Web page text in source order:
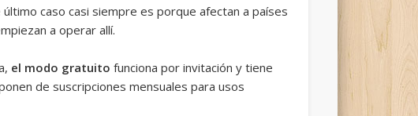
caso casi siempre es porque afectan a países
a operar allí.
el modo gratuito funciona por invitación y tiene
de suscripciones mensuales para usos